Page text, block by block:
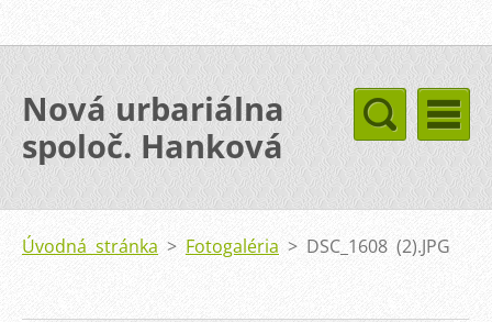
Nová urbariálna
spoloč. Hanková
Úvodná stránka > Fotogaléria > DSC_1608 (2).JPG